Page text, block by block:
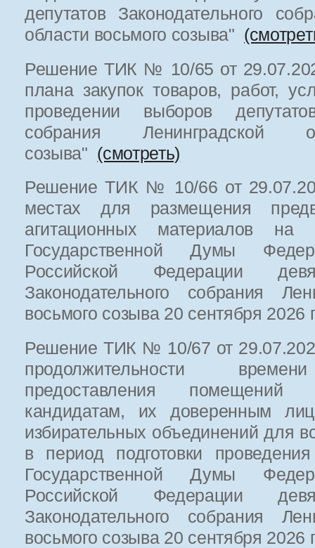
депутатов Законодательного
области восьмого созыва"
Решение ТИК № 10/65 от
плана закупок товаров, работ,
проведении выборов
собрания Ленинградской
созыва" (смотреть)
Решение ТИК № 10/66 от
местах для размещения
агитационных материалов на
Государственной Думы
Российской Федерации
Законодательного собрания
восьмого созыва 20 сентября
Решение ТИК № 10/67 от
продолжительности
предоставления помещений
кандидатам, их доверенным
избирательных объединений для
в период подготовки
Государственной Думы
Российской Федерации
Законодательного собрания
восьмого созыва 20 сентября 2026